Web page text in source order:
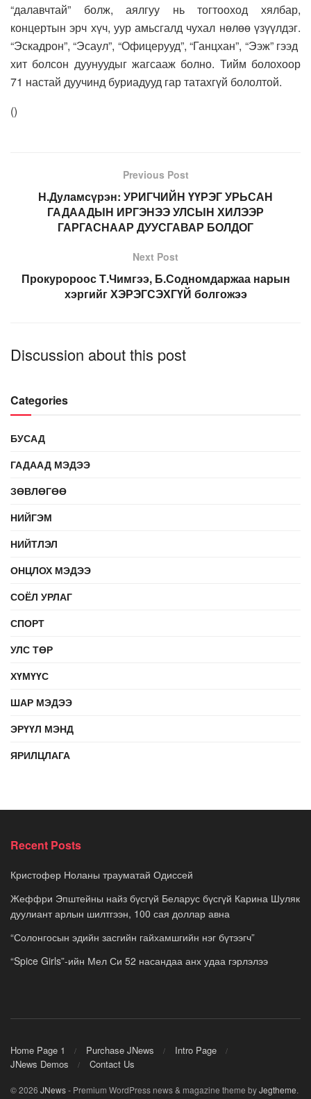
“далавчтай” болж, аялгуу нь тогтооход хялбар,
концертын эрч хүч, уур амьсгалд чухал нөлөө үзүүлдэг.
“Эскадрон”, “Эсаул”, “Офицерууд”, “Ганцхан”, “Ээж” гээд
хит болсон дуунуудыг жагсааж болно. Тийм болохоор
71 настай дуучинд буриадууд гар татахгүй бололтой.
()
Previous Post
Н.Дуламсүрэн: УРИГЧИЙН ҮҮРЭГ УРЬСАН
ГАДААДЫН ИРГЭНЭЭ УЛСЫН ХИЛЭЭР
ГАРГАСНААР ДУУСГАВАР БОЛДОГ
Next Post
Прокуророос Т.Чимгээ, Б.Содномдаржаа нарын
хэргийг ХЭРЭГСЭХГҮЙ болгожээ
Discussion about this post
Categories
БУСАД
ГАДААД МЭДЭЭ
ЗӨВЛӨГӨӨ
НИЙГЭМ
НИЙТЛЭЛ
ОНЦЛОХ МЭДЭЭ
СОЁЛ УРЛАГ
СПОРТ
УЛС ТӨР
ХҮМҮҮС
ШАР МЭДЭЭ
ЭРҮҮЛ МЭНД
ЯРИЛЦЛАГА
Recent Posts
Кристофер Ноланы трауматай Одиссей
Жеффри Эпштейны найз бүсгүй Беларус бүсгүй Карина Шуляк
дуулиант арлын шилтгээн, 100 сая доллар авна
“Солонгосын эдийн засгийн гайхамшгийн нэг бүтээгч”
“Spice Girls”-ийн Мел Си 52 насандаа анх удаа гэрлэлээ
Home Page 1 Purchase JNews
Intro Page
JNews Demos
Contact Us
© 2026 JNews- Premium WordPress news & magazine theme byJegtheme.